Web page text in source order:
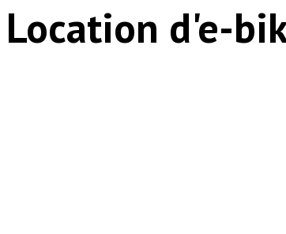
Location d'e-